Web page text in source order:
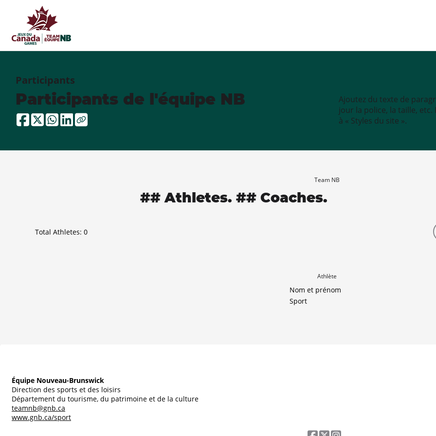
Participants
Participants de l'équipe NB
Ajoutez du texte de
jour la police, la taille,
à « Styles du site ».
Team NB
## Athletes. ## Coaches.
Total Athletes: 0
Athlète
Nom et prénom
Sport
Équipe Nouveau-Brunswick
Direction des sports et des loisirs
Département du tourisme, du patrimoine et de la culture
teamnb@gnb.ca
www.gnb.ca/sport